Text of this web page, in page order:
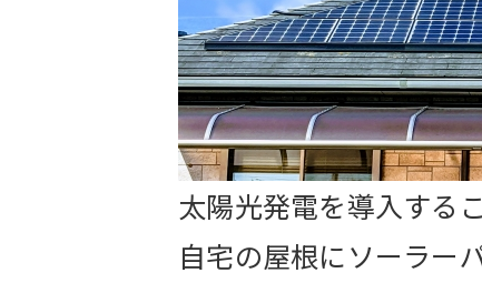
太陽光発電を導入する
自宅の屋根にソーラー